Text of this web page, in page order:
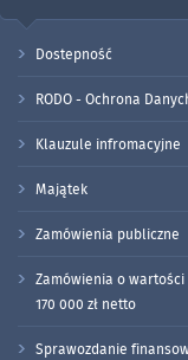
Dostepność
RODO - Ochrona
Klauzule infromacyjne
Majątek
Zamówienia publiczne
Zamówienia o wartości
170 000 zł netto
Sprawozdanie